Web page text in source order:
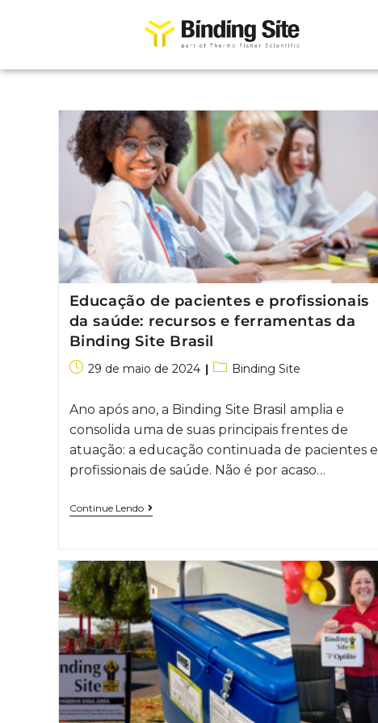
Educação de pacientes e profissionais
da saúde: recursos e ferramentas da
Binding Site Brasil
29 de maio de 2024 Binding Site
Ano após ano, a Binding Site Brasil amplia e
consolida uma de suas principais frentes de
atuação: a educação continuada de pacientes e
profissionais de saúde. Não é por acaso…
Continue Lendo